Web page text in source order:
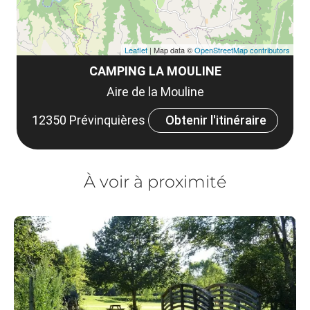
CAMPING LA MOULINE
Aire de la Mouline
12350 Prévinquières
Obtenir l'itinéraire
Leaflet | Map data ©OpenStreetMap contributors
À voir à proximité